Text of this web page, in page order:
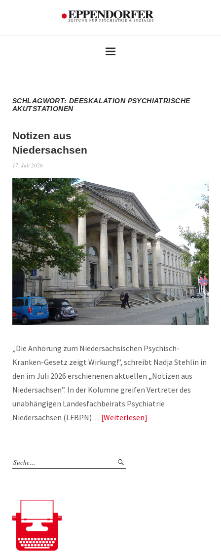
SCHLAGWORT:DEESKALATION PSYCHIATRISCHE
AKUTSTATIONEN
Notizen aus
Niedersachsen
17. Juli 2026
„Die Anhörung zum Niedersächsischen Psychisch-
Kranken-Gesetz zeigt Wirkung!”, schreibt Nadja Stehlin in
den im Juli 2026 erschienenen aktuellen „Notizen aus
Niedersachsen”. In der Kolumne greifen Vertreter des
unabhängigen Landesfachbeirats Psychiatrie
Niedersachsen (LFBPN)… Weiterlesen